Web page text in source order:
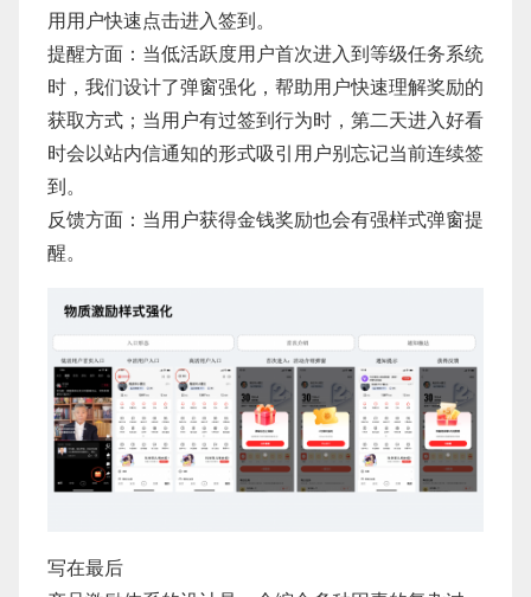
用用户快速点击进入签到。
​提醒方面：当低活跃度用户首次进入到等级任务系统
时，我们设计了弹窗强化，帮助用户快速理解奖励的
获取方式；当用户有过签到行为时，第二天进入好看
时会以站内信通知的形式吸引用户别忘记当前连续签
到。
​反馈方面：当用户获得金钱奖励也会有强样式弹窗提
醒。
写在最后